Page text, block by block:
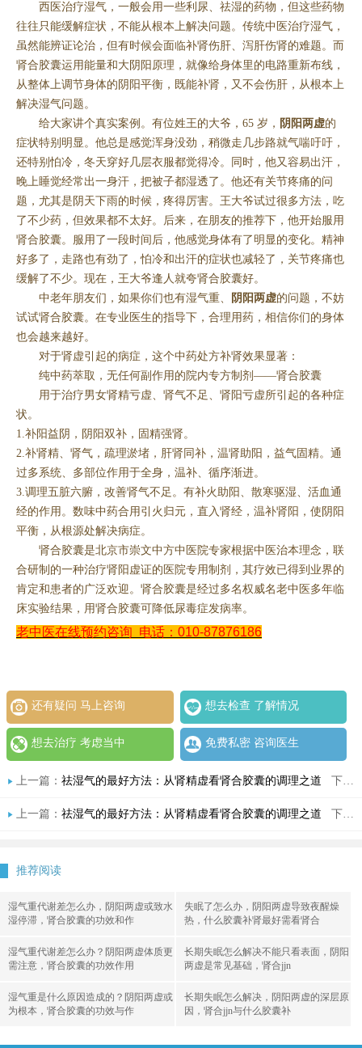
西医治疗湿气，一般会用一些利尿、祛湿的药物，但这些药物
往往只能缓解症状，不能从根本上解决问题。传统中医治疗湿气，
虽然能辨证论治，但有时候会面临补肾伤肝、泻肝伤肾的难题。而
肾合胶囊运用能量和大阴阳原理，就像给身体里的电路重新布线，
从整体上调节身体的阴阳平衡，既能补肾，又不会伤肝，从根本上
解决湿气问题。
给大家讲个真实案例。有位姓王的大爷，65 岁， 阴阳两虚的
症状特别明显。他总是感觉浑身没劲，稍微走几步路就气喘吁吁，
还特别怕冷，冬天穿好几层衣服都觉得冷。同时，他又容易出汗，
晚上睡觉经常出一身汗，把被子都湿透了。他还有关节疼痛的问
题，尤其是阴天下雨的时候，疼得厉害。王大爷试过很多方法，吃
了不少药，但效果都不太好。后来，在朋友的推荐下，他开始服用
肾合胶囊。服用了一段时间后，他感觉身体有了明显的变化。精神
好多了，走路也有劲了，怕冷和出汗的症状也减轻了，关节疼痛也
缓解了不少。现在，王大爷逢人就夸肾合胶囊好。
中老年朋友们，如果你们也有湿气重、
阴阳两虚的问题，不妨
试试肾合胶囊。在专业医生的指导下，合理用药，相信你们的身体
也会越来越好。
对于肾虚引起的病症，这个中药处方补肾效果显著：
纯中药萃取，无任何副作用的院内专方制剂——肾合胶囊
用于治疗男女肾精亏虚、肾气不足、肾阳亏虚所引起的各种症
状。
1.补阳益阴，阴阳双补，固精强肾。
2.补肾精、肾气，疏理淤堵，肝肾同补，温肾助阳，益气固精。通
过多系统、多部位作用于全身，温补、循序渐进。
3.调理五脏六腑，改善肾气不足。有补火助阳、散寒驱湿、活血通
经的作用。数味中药合用引火归元，直入肾经，温补肾阳，使阴阳
平衡，从根源处解决病症。
肾合胶囊是北京市崇文中方中医院专家根据中医治本理念，联
合研制的一种治疗肾阳虚证的医院专用制剂，其疗效已得到业界的
肯定和患者的广泛欢迎。肾合胶囊是经过多名权威名老中医多年临
床实验结果，用肾合胶囊可降低尿毒症发病率。
老中医在线预约咨询 电话：010-87876186
还有疑问 马上咨询 想去检查 了解情况
想去治疗 考虑当中 免费私密 咨询医生
上一篇： 祛湿气的最好方法：从肾精虚看肾合胶囊的调理之道 下一篇：
上一篇： 祛湿气的最好方法：从肾精虚看肾合胶囊的调理之道 下一篇：
推荐阅读
湿气重代谢差怎么办，阴阳两虚或致水
湿停滞，肾合胶囊的功效和作
失眠了怎么办，阴阳两虚导致夜醒燥
热，什么胶囊补肾最好需看肾合
湿气重代谢差怎么办？阴阳两虚体质更
需注意，肾合胶囊的功效作用
长期失眠怎么解决不能只看表面，阴阳
两虚是常见基础，肾合jjn
湿气重是什么原因造成的？阴阳两虚或
为根本，肾合胶囊的功效与作
长期失眠怎么解决，阴阳两虚的深层原
因，肾合jjn与什么胶囊补